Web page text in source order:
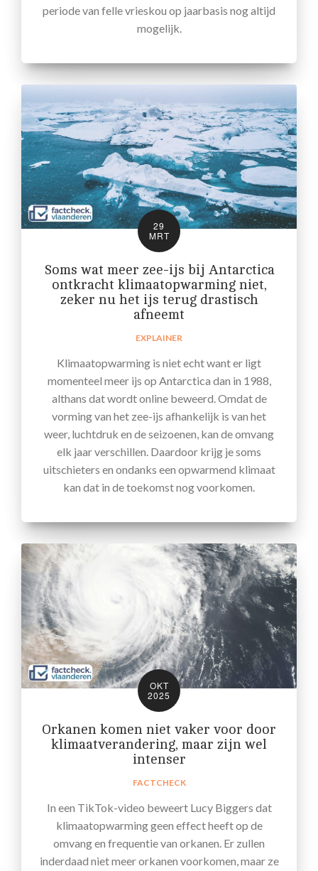
periode van felle vrieskou op jaarbasis nog altijd
mogelijk.
29
MRT
Soms wat meer zee-ijs bij Antarctica
ontkracht klimaatopwarming niet,
zeker nu het ijs terug drastisch
afneemt
EXPLAINER
Klimaatopwarming is niet echt want er ligt
momenteel meer ijs op Antarctica dan in 1988,
althans dat wordt online beweerd. Omdat de
vorming van het zee-ijs afhankelijk is van het
weer, luchtdruk en de seizoenen, kan de omvang
elk jaar verschillen. Daardoor krijg je soms
uitschieters en ondanks een opwarmend klimaat
kan dat in de toekomst nog voorkomen.
OKT
2025
Orkanen komen niet vaker voor door
klimaatverandering, maar zijn wel
intenser
FACTCHECK
In een TikTok-video beweert Lucy Biggers dat
klimaatopwarming geen effect heeft op de
omvang en frequentie van orkanen. Er zullen
inderdaad niet meer orkanen voorkomen, maar ze